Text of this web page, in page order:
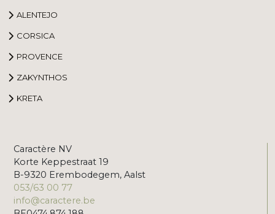
ALENTEJO
CORSICA
PROVENCE
ZAKYNTHOS
KRETA
Caractère NV
Korte Keppestraat 19
B-9320 Erembodegem, Aalst
053/63 00 77
info@caractere.be